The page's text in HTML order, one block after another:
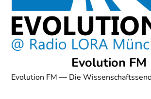
Evolution FM
Evolution FM — Die